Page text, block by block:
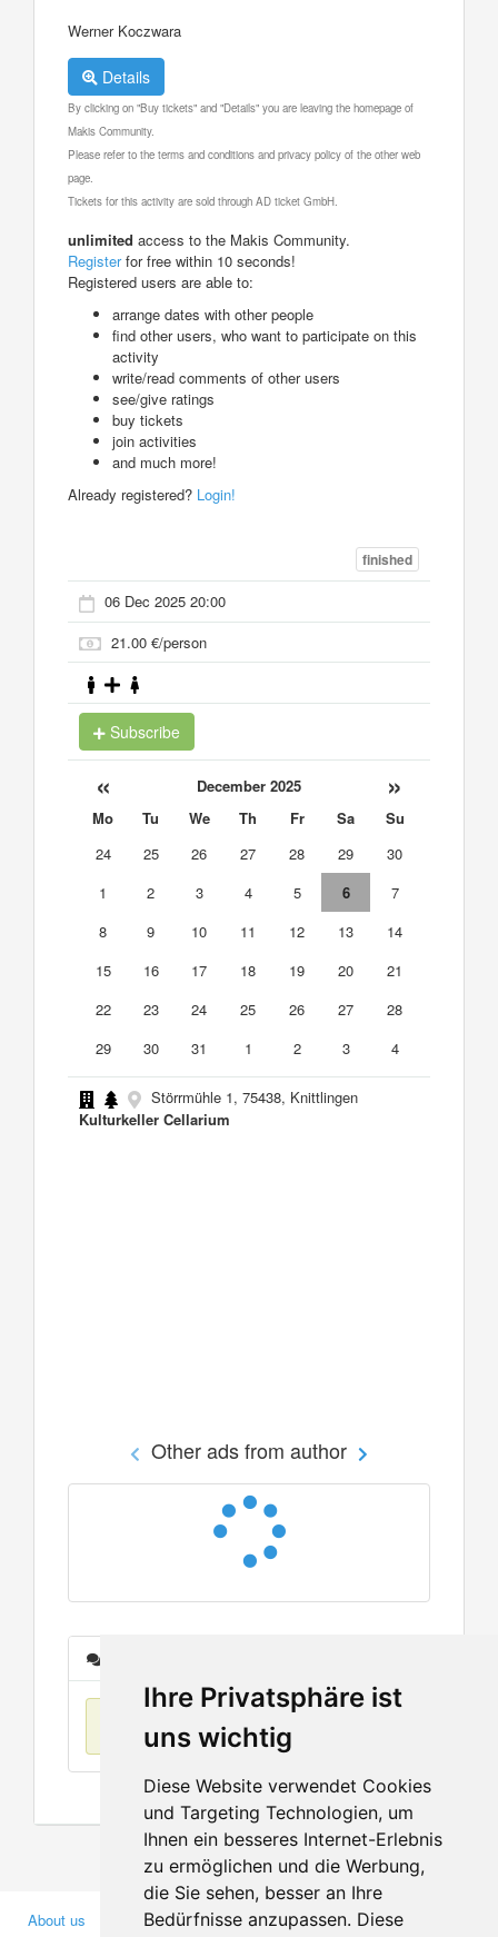
Ihre Privatsphäre ist
uns wichtig
Diese Website verwendet Cookies
und Targeting Technologien, um
Ihnen ein besseres Internet-Erlebnis
zu ermöglichen und die Werbung,
die Sie sehen, besser an Ihre
Bedürfnisse anzupassen. Diese
Werner Koczwara
Details
By clicking on "Buy tickets" and "Details" you are leaving the homepage of
Makis Community.
Please refer to the terms and conditions and privacy policy of the other web
page.
Tickets for this activity are sold through AD ticket GmbH.
unlimited access to the Makis Community.
Registerfor free within 10 seconds!
Registered users are able to:
arrange dates with other people
find other users, who want to participate on this
activity
write/read comments of other users
see/give ratings
buy tickets
join activities
and much more!
Already registered? Login!
finished
06 Dec 2025 20:00
21.00 €/person
Subscribe
« December 2025 »
Mo Tu We Th Fr Sa
Su
24
25 26 27 28 29
30
1
2 3 4 5 6
7
8
9 10 11 12 13
14
15
16 17 18 19 20
21
22
23 24 25 26 27
28
29
30 31 1 2 3 4
Störrmühle 1, 75438, Knittlingen
Kulturkeller Cellarium
Other ads from author
No items found
About us Business Partners